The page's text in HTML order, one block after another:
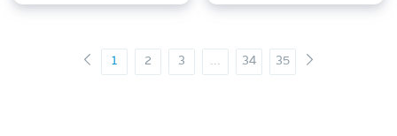
1 2 3 ... 34 35